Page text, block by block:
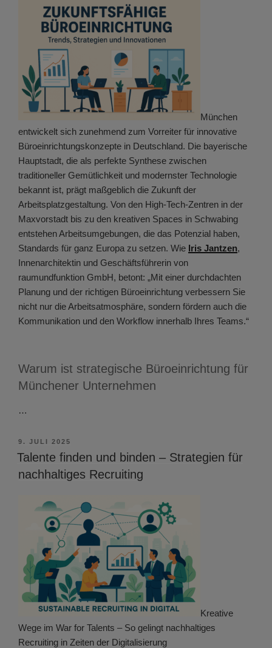
München
entwickelt sich zunehmend zum Vorreiter für innovative
Büroeinrichtungskonzepte in Deutschland. Die bayerische
Hauptstadt, die als perfekte Synthese zwischen
traditioneller Gemütlichkeit und modernster Technologie
bekannt ist, prägt maßgeblich die Zukunft der
Arbeitsplatzgestaltung. Von den High-Tech-Zentren in der
Maxvorstadt bis zu den kreativen Spaces in Schwabing
entstehen Arbeitsumgebungen, die das Potenzial haben,
Standards für ganz Europa zu setzen. Wie Iris Jantzen,
Innenarchitektin und Geschäftsführerin von
raumundfunktion GmbH, betont: „Mit einer durchdachten
Planung und der richtigen Büroeinrichtung verbessern Sie
nicht nur die Arbeitsatmosphäre, sondern fördern auch die
Kommunikation und den Workflow innerhalb Ihres Teams.“
Warum ist strategische Büroeinrichtung für
Münchener Unternehmen
…
VERÖFFENTLICHT
AM
9. JULI 2025
Talente finden und binden – Strategien für
nachhaltiges Recruiting
Kreative
Wege im War for Talents – So gelingt nachhaltiges
Recruiting in Zeiten der Digitalisierung